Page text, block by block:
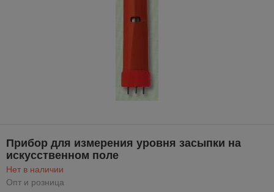
Прибор для измерения уровня засыпки на
искусственном поле
Нет в наличии
Опт и розница